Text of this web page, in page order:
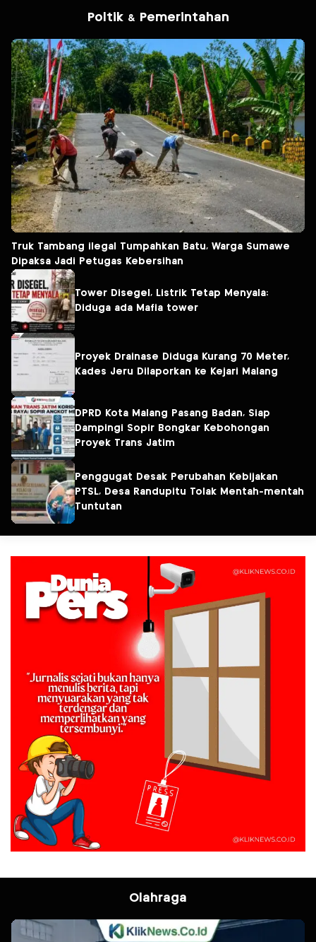
Poltik & Pemerintahan
Truk Tambang ilegal Tumpahkan Batu, Warga Sumawe
Dipaksa Jadi Petugas Kebersihan
Tower Disegel, Listrik Tetap Menyala:
Diduga ada Mafia tower
Proyek Drainase Diduga Kurang 70 Meter,
Kades Jeru Dilaporkan ke Kejari Malang
DPRD Kota Malang Pasang Badan, Siap
Dampingi Sopir Bongkar Kebohongan
Proyek Trans Jatim
Penggugat Desak Perubahan Kebijakan
PTSL, Desa Randupitu Tolak Mentah-mentah
Tuntutan
Olahraga